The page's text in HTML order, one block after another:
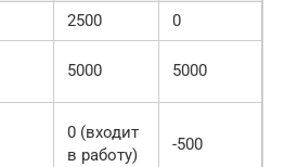
2500
0
5000 5000
0 (входит
в работу)
-500